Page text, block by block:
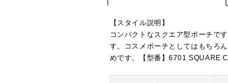
【スタイル説明】
コンパクトなスクエア型ポーチで
す。コスメポーチとしてはもちろ
めです。【型番】6701 SQUARE